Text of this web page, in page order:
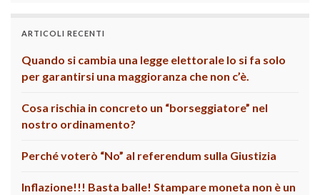
ARTICOLI RECENTI
Quando si cambia una legge elettorale lo si fa solo
per garantirsi una maggioranza che non c’è.
Cosa rischia in concreto un “borseggiatore” nel
nostro ordinamento?
Perché voterò “No” al referendum sulla Giustizia
Inflazione!!! Basta balle! Stampare moneta non è un